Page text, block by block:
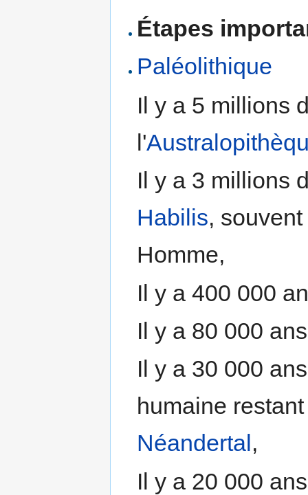
Étapes
Paléolithique
Il y a 5 millions
l'
Il y a 3 millions
Habilis,
Homme,
Il y a 400 000
Il y a 80 000
Il y a 30 000
humaine
Néandertal ,
Il y a 20 000